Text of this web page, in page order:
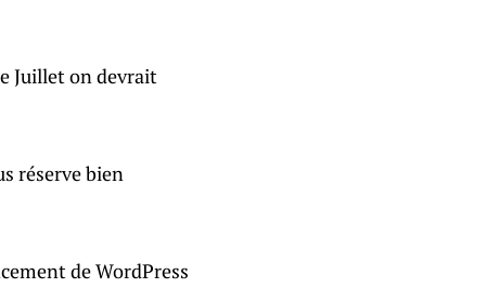
Juillet on devrait
réserve bien
de WordPress